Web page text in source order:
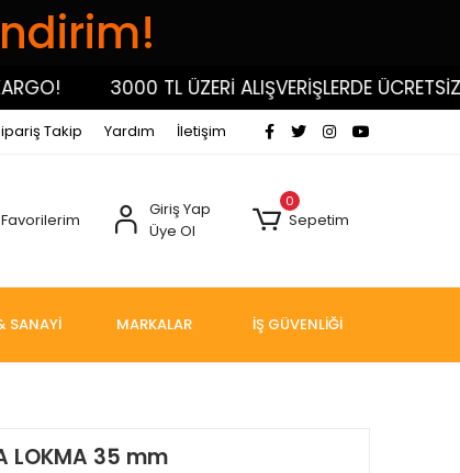
3000 TL ÜZERİ ALIŞVERİŞLERDE ÜCRETSİZ
Takip Yardım İletişim
Favorilerim
Giriş Yap
Üye Ol
0
Sepetim
SANAYİ MARKALAR İŞ GÜVENLİĞİ
LOKMA 35 mm